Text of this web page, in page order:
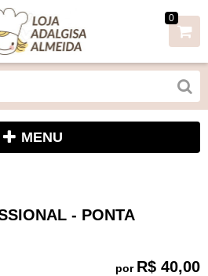
0
MENU
- PONTA
por R$ 40,00